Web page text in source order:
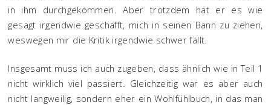
in ihm durchgekommen. Aber trotzdem hat er es wie
gesagt irgendwie geschafft, mich in seinen Bann zu ziehen,
weswegen mir die Kritik irgendwie schwer fällt.
Insgesamt muss ich auch zugeben, dass ähnlich wie in Teil 1
nicht wirklich viel passiert. Gleichzeitig war es aber auch
nicht langweilig, sondern eher ein Wohlfühlbuch, in das man